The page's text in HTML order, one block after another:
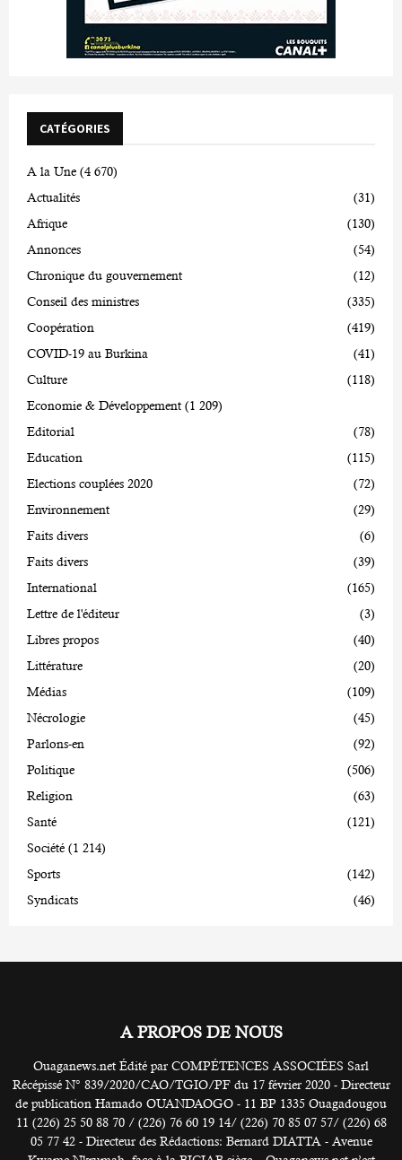
CATÉGORIES
A la Une (4 670)
Actualités
(31)
Afrique
(130)
Annonces
(54)
Chronique du gouvernement
(12)
Conseil des ministres
(335)
Coopération
(419)
COVID-19 au Burkina
(41)
Culture
(118)
Economie & Développement (1 209)
Editorial
(78)
Education
(115)
Elections couplées 2020
(72)
Environnement
(29)
Faits divers
(6)
Faits divers
(39)
International
(165)
Lettre de l'éditeur
(3)
Libres propos
(40)
Littérature
(20)
Médias
(109)
Nécrologie
(45)
Parlons-en
(92)
Politique
(506)
Religion
(63)
Santé
(121)
Société (1 214)
Sports
(142)
Syndicats
(46)
A PROPOS DE NOUS
Ouaganews.net Édité par COMPÉTENCES ASSOCIÉES Sarl
Récépissé N° 839/2020/CAO/TGIO/PF du 17 février 2020 - Directeur
de publication Hamado OUANDAOGO - 11 BP 1335 Ouagadougou
11 (226) 25 50 88 70 / (226) 76 60 19 14/ (226) 70 85 07 57/ (226) 68
05 77 42 - Directeur des Rédactions: Bernard DIATTA - Avenue